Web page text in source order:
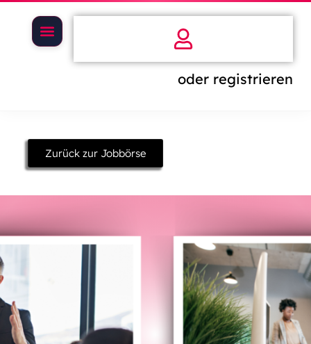
oder registrieren
Zurück zur Jobbörse